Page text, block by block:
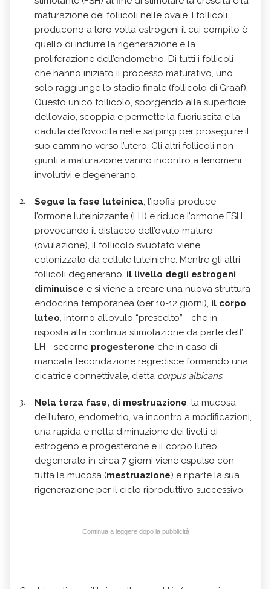
maturazione dei follicoli nelle ovaie. I follicoli
producono a loro volta estrogeni il cui compito è
quello di indurre la rigenerazione e la
proliferazione dell’endometrio. Di tutti i follicoli
che hanno iniziato il processo maturativo, uno
solo raggiunge lo stadio finale (follicolo di Graaf).
Questo unico follicolo, sporgendo alla superficie
dell’ovaio, scoppia e permette la fuoriuscita e la
caduta dell’ovocita nelle salpingi per proseguire il
suo cammino verso l’utero. Gli altri follicoli non
giunti a maturazione vanno incontro a fenomeni
involutivi e degenerano.
Segue la fase luteinica, l’ipofisi produce
l’ormone luteinizzante (LH) e riduce l’ormone FSH
provocando il distacco dell’ovulo maturo
(ovulazione), il follicolo svuotato viene
colonizzato da cellule luteiniche. Mentre gli altri
follicoli degenerano, il livello degli estrogeni
diminuisce e si viene a creare una nuova struttura
endocrina temporanea (per 10-12 giorni), il corpo
luteo, intorno all’ovulo “prescelto” - che in
risposta alla continua stimolazione da parte dell’
LH - secerne progesterone che in caso di
mancata fecondazione regredisce formando una
cicatrice connettivale, detta corpus albicans.
Nela terza fase, di mestruazione, la mucosa
dell’utero, endometrio, va incontro a modificazioni,
una rapida e netta diminuzione dei livelli di
estrogeno e progesterone e il corpo luteo
degenerato in circa 7 giorni viene espulso con
tutta la mucosa (mestruazione) e riparte la sua
rigenerazione per il ciclo riproduttivo successivo.
Continua a leggere dopo la pubblicità